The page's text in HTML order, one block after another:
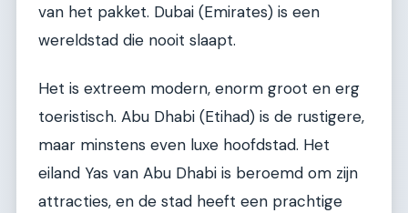
van het pakket. Dubai (Emirates) is een
wereldstad die nooit slaapt.
Het is extreem modern, enorm groot en erg
toeristisch. Abu Dhabi (Etihad) is de rustigere,
maar minstens even luxe hoofdstad. Het
eiland Yas van Abu Dhabi is beroemd om zijn
attracties, en de stad heeft een prachtige